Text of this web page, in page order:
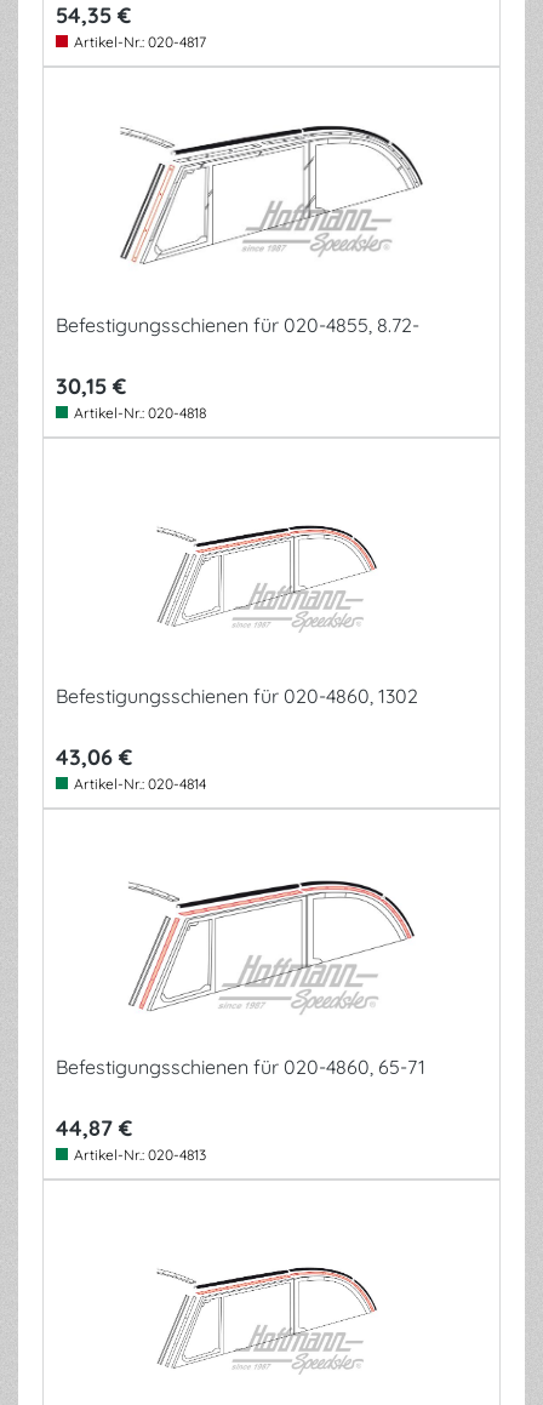
54,35 €
Artikel-Nr.: 020-4817
Befestigungsschienen für 020-4855, 8.72-
30,15 €
Artikel-Nr.: 020-4818
Befestigungsschienen für 020-4860, 1302
43,06 €
Artikel-Nr.: 020-4814
Befestigungsschienen für 020-4860, 65-71
44,87 €
Artikel-Nr.: 020-4813